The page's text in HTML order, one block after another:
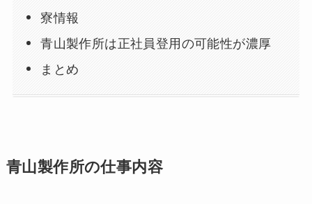
寮情報
青山製作所は正社員登用の可能性が濃厚
まとめ
青山製作所の仕事内容